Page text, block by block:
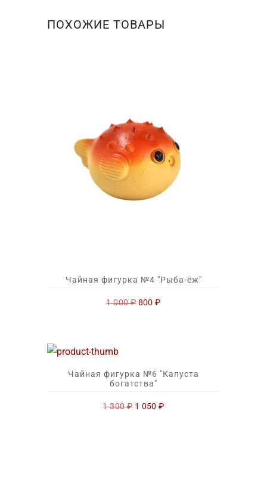
ПОХОЖИЕ ТОВАРЫ
Чайная фигурка №4 "Рыба-ёж"
1 000₽ Первоначальная
800₽Текущая
Чайная фигурка №6 "Капуста
богатства"
1 300₽ Первоначальная
1 050₽Текущая